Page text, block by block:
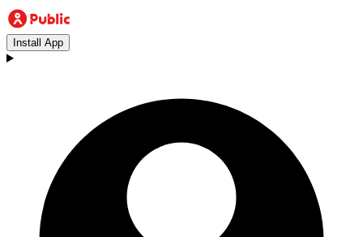
Install App